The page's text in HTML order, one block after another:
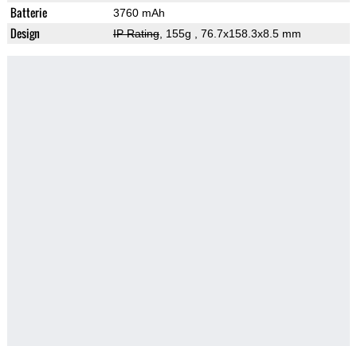
Batterie 3760 mAh
Design IP Rating, 155g , 76.7x158.3x8.5 mm